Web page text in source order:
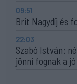
09:51
Brit Nagydíj és
22:03
Szabó István:
jönni fognak a